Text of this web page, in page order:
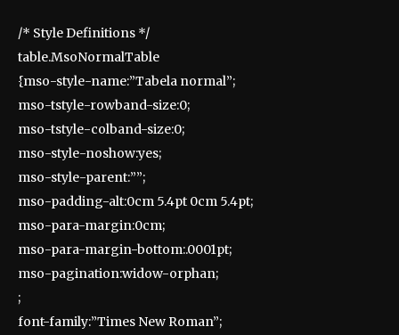
/* Style Definitions */
table.MsoNormalTable
{mso-style-name:”Tabela normal”;
mso-tstyle-rowband-size:0;
mso-tstyle-colband-size:0;
mso-style-noshow:yes;
mso-style-parent:””;
mso-padding-alt:0cm 5.4pt 0cm 5.4pt;
mso-para-margin:0cm;
mso-para-margin-bottom:.0001pt;
mso-pagination:widow-orphan;
;
font-family:”Times New Roman”;